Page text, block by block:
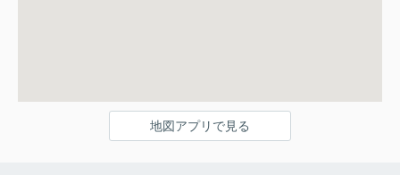
地図アプリで見る